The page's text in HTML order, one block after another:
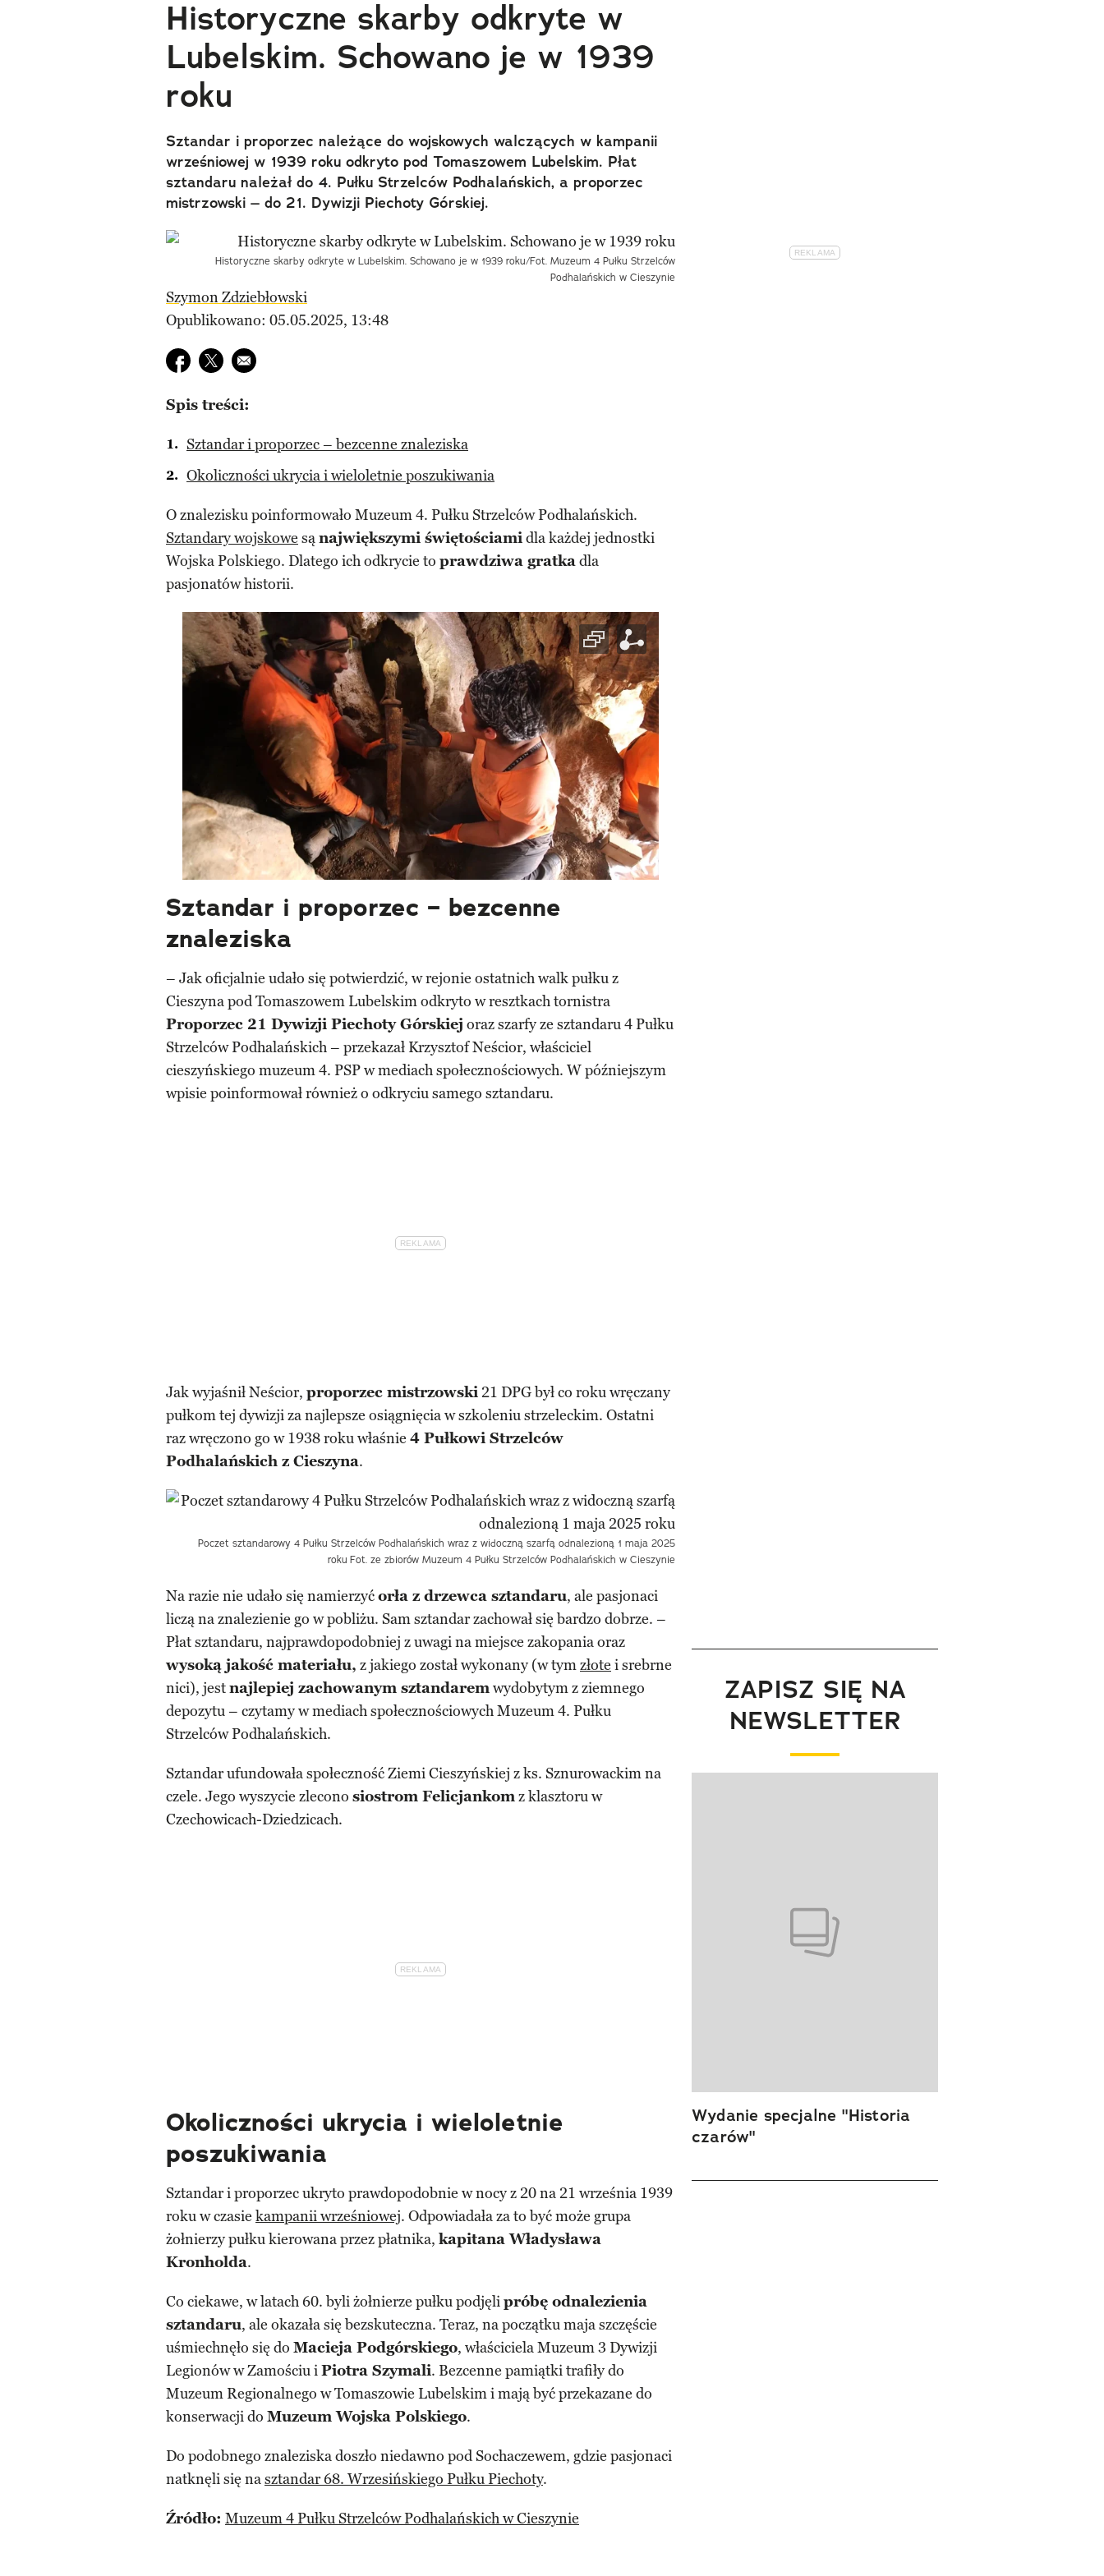
Historyczne skarby odkryte w
Lubelskim. Schowano je w 1939
roku
Sztandar i proporzec należące do wojskowych walczących w kampanii
wrześniowej w 1939 roku odkryto pod Tomaszowem Lubelskim. Płat
sztandaru należał do 4. Pułku Strzelców Podhalańskich, a proporzec
mistrzowski – do 21. Dywizji Piechoty Górskiej.
Historyczne skarby odkryte w Lubelskim. Schowano je w 1939 roku/Fot. Muzeum 4 Pułku Strzelców
Podhalańskich w Cieszynie
Szymon Zdziebłowski
Opublikowano: 05.05.2025, 13:48
Udostępnij na facebook
Udostępnij na twitter
E-mail do przyjaciela
Spis treści:
Sztandar i proporzec – bezcenne znaleziska
Okoliczności ukrycia i wieloletnie poszukiwania
O znalezisku poinformowało Muzeum 4. Pułku Strzelców Podhalańskich.
Sztandary wojskowe sąnajwiększymi świętościamidla każdej jednostki
Wojska Polskiego. Dlatego ich odkrycie to prawdziwa gratkadla
pasjonatów historii.
Sztandar i proporzec – bezcenne
znaleziska
– Jak oficjalnie udało się potwierdzić, w rejonie ostatnich walk pułku z
Cieszyna pod Tomaszowem Lubelskim odkryto w resztkach tornistra
Proporzec 21 Dywizji Piechoty Górskiej oraz szarfy ze sztandaru 4 Pułku
Strzelców Podhalańskich – przekazał Krzysztof Neścior, właściciel
cieszyńskiego muzeum 4. PSP w mediach społecznościowych. W późniejszym
wpisie poinformował również o odkryciu samego sztandaru.
Jak wyjaśnił Neścior, proporzec mistrzowski21 DPG był co roku wręczany
pułkom tej dywizji za najlepsze osiągnięcia w szkoleniu strzeleckim. Ostatni
raz wręczono go w 1938 roku właśnie 4 Pułkowi Strzelców
Podhalańskich z Cieszyna.
Poczet sztandarowy 4 Pułku Strzelców Podhalańskich wraz z widoczną szarfą odnalezioną 1 maja 2025
roku Fot. ze zbiorów Muzeum 4 Pułku Strzelców Podhalańskich w Cieszynie
Na razie nie udało się namierzyćorła z drzewca sztandaru, ale pasjonaci
liczą na znalezienie go w pobliżu. Sam sztandar zachował się bardzo dobrze. –
Płat sztandaru, najprawdopodobniej z uwagi na miejsce zakopania oraz
wysoką jakość materiału, z jakiego został wykonany (w tymzłote i srebrne
nici), jestnajlepiej zachowanym sztandaremwydobytym z ziemnego
depozytu – czytamy w mediach społecznościowych Muzeum 4. Pułku
Strzelców Podhalańskich.
Sztandar ufundowała społeczność Ziemi Cieszyńskiej z ks. Sznurowackim na
czele. Jego wyszycie zlecono siostrom Felicjankomz klasztoru w
Czechowicach-Dziedzicach.
Okoliczności ukrycia i wieloletnie
poszukiwania
Sztandar i proporzec ukryto prawdopodobnie w nocy z 20 na 21 września 1939
roku w czasie kampanii wrześniowej. Odpowiadała za to być może grupa
żołnierzy pułku kierowana przez płatnika, kapitana Władysława
Kronholda.
Co ciekawe, w latach 60. byli żołnierze pułku podjęlipróbę odnalezienia
sztandaru, ale okazała się bezskuteczna. Teraz, na początku maja szczęście
uśmiechnęło się do Macieja Podgórskiego, właściciela Muzeum 3 Dywizji
Legionów w Zamościu iPiotra Szymali. Bezcenne pamiątki trafiły do
Muzeum Regionalnego w Tomaszowie Lubelskim i mają być przekazane do
konserwacji do Muzeum Wojska Polskiego.
Do podobnego znaleziska doszło niedawno pod Sochaczewem, gdzie pasjonaci
natknęli się nasztandar 68. Wrzesińskiego Pułku Piechoty.
Źródło: Muzeum 4 Pułku Strzelców Podhalańskich w Cieszynie
ZAPISZ SIĘ NA
NEWSLETTER
Wydanie specjalne "Historia
czarów"